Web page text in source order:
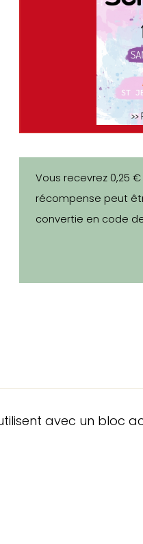
Vous recevrez 0,25
récompense peut
convertie en code
avec un bloc